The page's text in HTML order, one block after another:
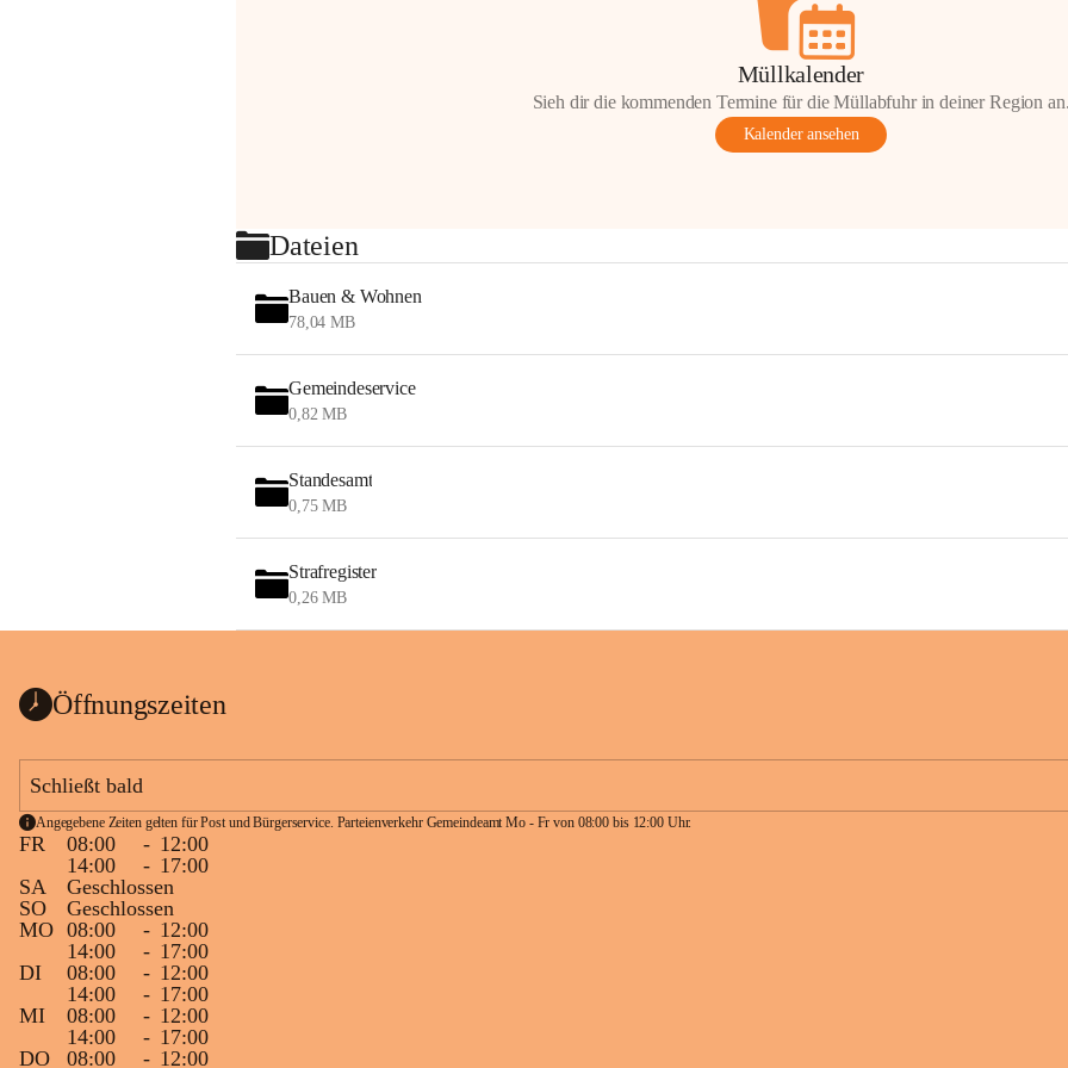
Müllkalender
Sieh dir die kommenden Termine für die Müllabfuhr in deiner Region
Kalender ansehen
Dateien
Bauen & Wohnen
78,04 MB
Gemeindeservice
0,82 MB
Standesamt
0,75 MB
Strafregister
0,26 MB
Öffnungszeiten
Schließt bald
Angegebene Zeiten gelten für Post und Bürgerservice. Parteienverkehr Gemeindeamt Mo - Fr von 08:00 bis 12:00 Uhr.
FR 08:00 - 12:00
14:00
- 17:00
SA
Geschlossen
SO
Geschlossen
MO 08:00 - 12:00
14:00
- 17:00
DI
08:00 - 12:00
14:00
- 17:00
MI
08:00 - 12:00
14:00
- 17:00
DO
08:00 - 12:00